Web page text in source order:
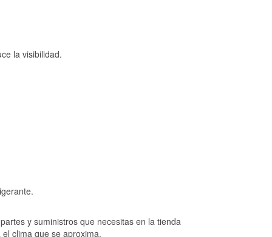
la visibilidad.
y suministros que necesitas en la tienda
clima que se aproxima.